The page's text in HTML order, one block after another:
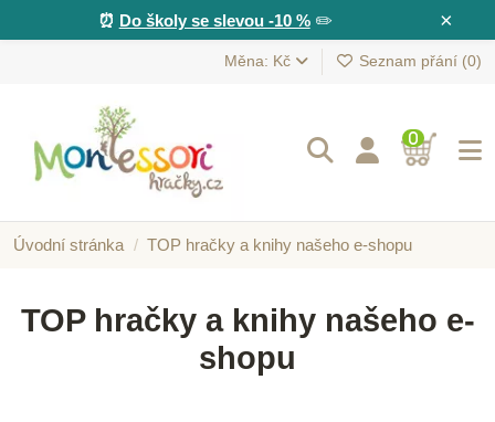
×
⏰ Do školy se slevou -10 %✏️
Měna: Kč Seznam přání (0)
0
Úvodní stránka TOP hračky a knihy našeho e-shopu
TOP hračky a knihy našeho e-
shopu